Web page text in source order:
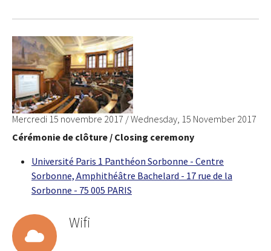
Mercredi 15 novembre 2017 / Wednesday, 15 November 2017
Cérémonie de clôture / Closing ceremony
Université Paris 1 Panthéon Sorbonne - Centre
Sorbonne, Amphithéâtre Bachelard - 17 rue de la
Sorbonne - 75 005 PARIS
Wifi